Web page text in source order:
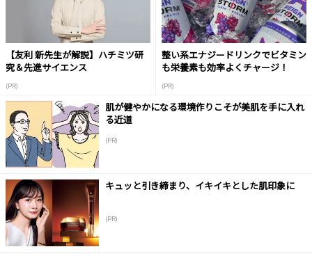
【友利 新先生が解説】ハチミツ研
究＆先進サイエンス
(PR)
整い系エナジードリンクでビタミン
も栄養素も効率よくチャージ！
(PR)
肌が健やかになる環境作りこそが美肌を手に入れ
る近道
(PR)
キュッと引き締まり、イキイキとした肌印象に
(PR)